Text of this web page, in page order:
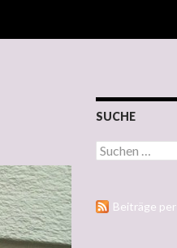
SUCHE
Suchen nach:
Beiträge